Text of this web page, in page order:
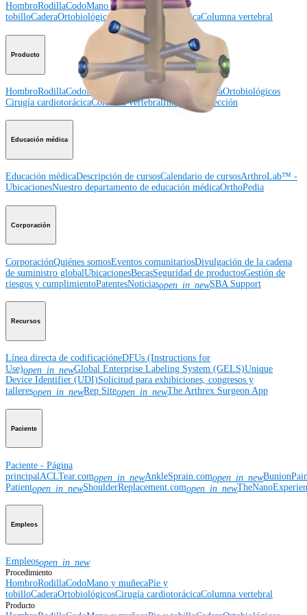
HombroRodillaCodoMano y muñeca
Pie y
tobilloCaderaOrtobiológicos Cirugía cardiotorácicaColumna vertebral
Producto
HombroRodillaCodoMano y muñeca CaderaOrtobiológicos
Cirugía cardiotorácicaColumna vertebralImagen y resección
Educación médica
Educación médicaDescripción de cursosCalendario de cursosArthroLab™ -
UbicacionesNuestro departamento de educación médicaOrthoPedia
Corporación
CorporaciónQuiénes somosEventos comunitariosDivulgación de la cadena
de suministro globalUbicacionesBecasSeguridad de productosGestión de
riesgos y cumplimientoPatentesNoticiasopen_in_newSBA Support
Recursos
Línea directa de codificacióneDFUs (Instructions for
Use)open_in_newGlobal Enterprise Labeling System (GELS)Unique
Device Identifier (UDI)Solicitud para exhibiciones, congresos y
talleresopen_in_newRep Siteopen_in_newThe Arthrex Surgeon App
Paciente
Paciente - Página
principal ACLTear.comopen_in_newAnkleSprain.comopen_in_new
Patientopen_in_newShoulderReplacement.comopen_in_new
Empleos
Empleosopen_in_new
Procedimiento
HombroRodillaCodoMano y muñecaPie y
tobilloCaderaOrtobiológicosCirugía cardiotorácicaColumna vertebral
Producto